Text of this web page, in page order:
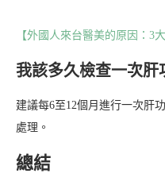
【外國人來台醫美的原因：3
我該多久檢查一次肝
建議每6至12個月進行一次肝
處理。
總結